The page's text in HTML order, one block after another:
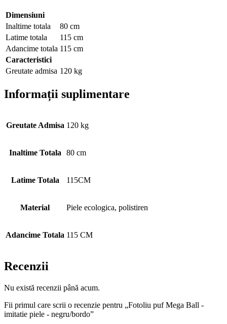
Dimensiuni
Inaltime totala
80 cm
Latime totala
115 cm
Adancime totala 115 cm
Caracteristici
Greutate admisa 120 kg
Informații suplimentare
Greutate Admisa 120 kg
Inaltime Totala 80 cm
Latime Totala 115CM
Material Piele ecologica, polistiren
Adancime Totala 115 CM
Recenzii
Nu există recenzii până acum.
Fii primul care scrii o recenzie pentru „Fotoliu puf Mega Ball -
imitatie piele - negru/bordo”